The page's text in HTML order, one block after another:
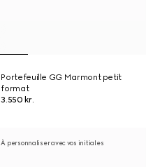
Portefeuille GG Marmont petit
format
3.550 kr.
À personnaliser avec vos initiales